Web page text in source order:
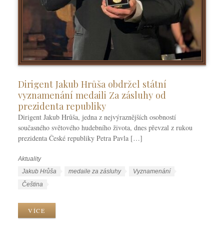
Dirigent Jakub Hrůša obdržel státní
vyznamenání medaili Za zásluhy od
prezidenta republiky
Dirigent Jakub Hrůša, jedna z nejvýraznějších osobností
současného světového hudebního života, dnes převzal z rukou
prezidenta České republiky Petra Pavla […]
R
i
Aktuality
Š
t
k
Jakub Hrůša medaile za zásluhy Vyznamenání
y
Čeština
VÍCE